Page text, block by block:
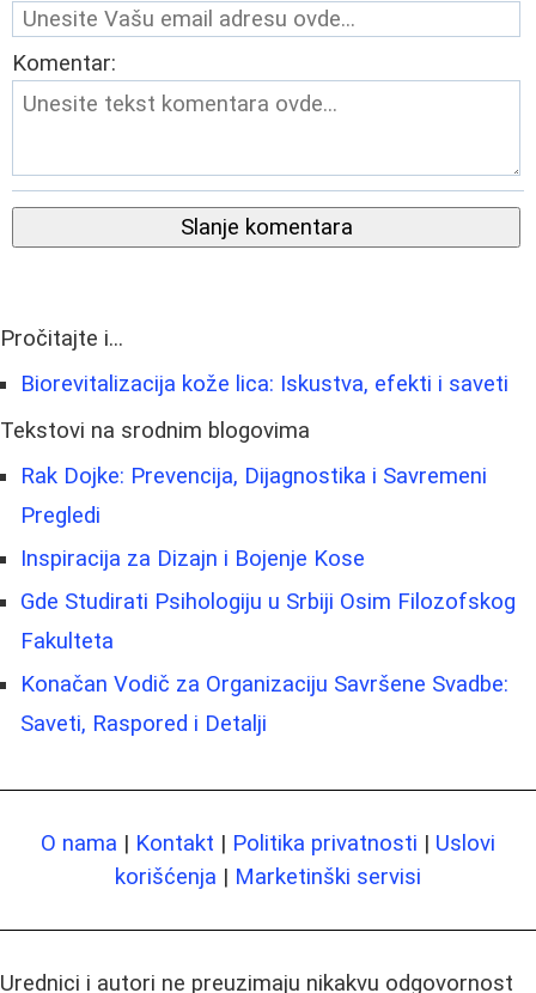
Komentar:
Slanje komentara
Pročitajte i...
Biorevitalizacija kože lica: Iskustva, efekti i saveti
Tekstovi na srodnim blogovima
Rak Dojke: Prevencija, Dijagnostika i Savremeni
Pregledi
Inspiracija za Dizajn i Bojenje Kose
Gde Studirati Psihologiju u Srbiji Osim Filozofskog
Fakulteta
Konačan Vodič za Organizaciju Savršene Svadbe:
Saveti, Raspored i Detalji
O nama | Kontakt | Politika privatnosti | Uslovi
korišćenja | Marketinški servisi
Urednici i autori ne preuzimaju nikakvu odgovornost